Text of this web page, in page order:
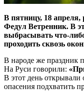
В пятницу, 18 апреля,
Федул Ветренник. В
выбрасывать что-
проходить сквозь
В народе же праздник
На Руси говорили:
В этот день открывали
опасения подхватить